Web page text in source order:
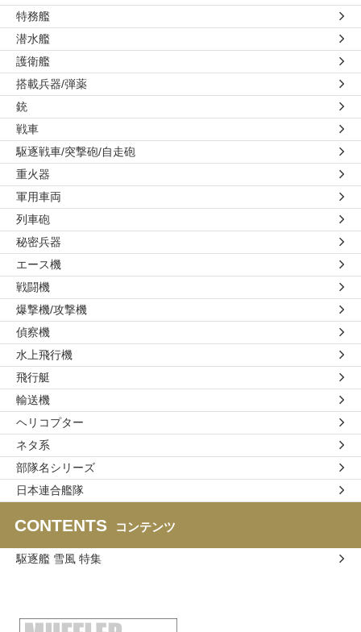
特務艦
潜水艦
護衛艦
搭載兵器/弾薬
銃
戦車
駆逐戦車/突撃砲/自走砲
重火器
軍用車両
列車砲
秘密兵器
エース機
戦闘機
爆撃機/攻撃機
偵察機
水上飛行機
飛行艇
輸送機
ヘリコプター
ネタ系
部隊名シリーズ
日本連合艦隊
CONTENTS コンテンツ
駆逐艦 雪風 特集